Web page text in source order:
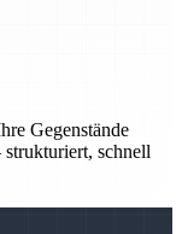
Gegenstände
schnell